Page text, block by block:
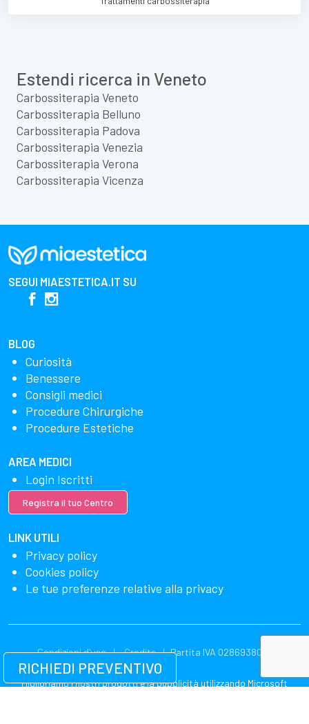
Estendi ricerca in Veneto
Carbossiterapia Veneto
Carbossiterapia Belluno
Carbossiterapia Padova
Carbossiterapia Venezia
Carbossiterapia Verona
Carbossiterapia Vicenza
SEGUI MIAESTETICA.IT SU
BLOG
Curiosità
Benessere
Consigli medici
Procedure Chirurgiche
Procedure Estetiche
AREA MEDICI
Login Iscritti
Registra il tuo Centro
LINK UTILI
Privacy policy
Cookies policy
Le tue preferenze relative alla privacy
Condizioni d'uso Credits Partita IVA 02869380549
Miglioriamo i nostri prodotti e la pubblicità utilizzando Microsoft
RICHIEDI PREVENTIVO